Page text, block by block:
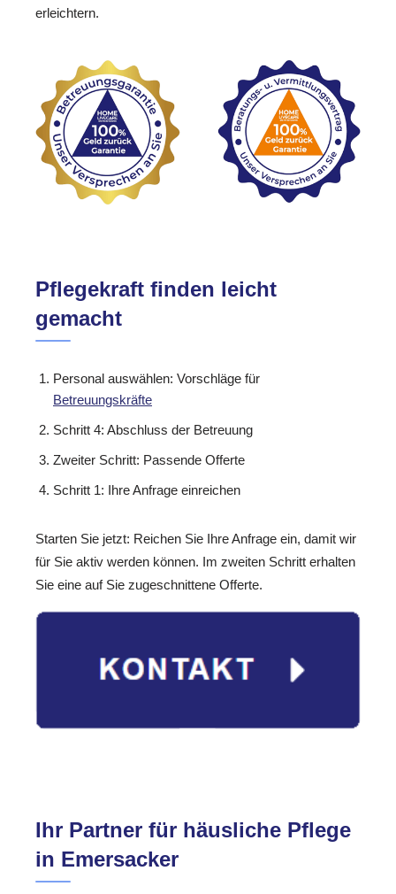
erleichtern.
Pflegekraft finden leicht
gemacht
Personal auswählen: Vorschläge für
Betreuungskräfte
Schritt 4: Abschluss der Betreuung
Zweiter Schritt: Passende Offerte
Schritt 1: Ihre Anfrage einreichen
Starten Sie jetzt: Reichen Sie Ihre Anfrage ein, damit wir
für Sie aktiv werden können. Im zweiten Schritt erhalten
Sie eine auf Sie zugeschnittene Offerte.
Ihr Partner für häusliche Pflege
in Emersacker